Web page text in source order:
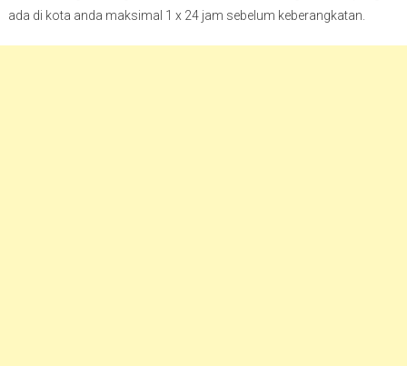
ada di kota anda maksimal 1 x 24 jam sebelum keberangkatan.